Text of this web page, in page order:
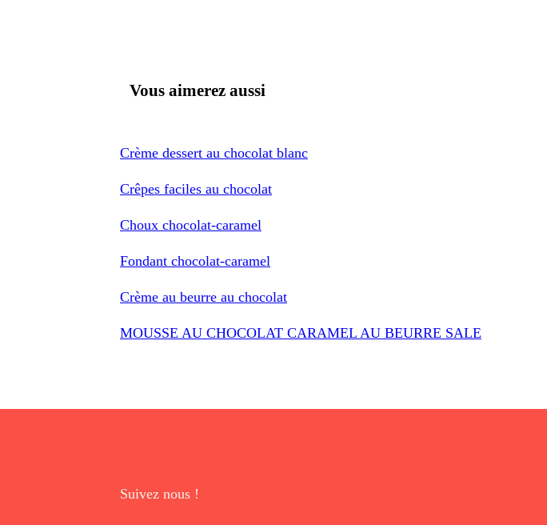
Vous aimerez aussi
Crème dessert au chocolat blanc
Crêpes faciles au chocolat
Choux chocolat-caramel
Fondant chocolat-caramel
Crème au beurre au chocolat
MOUSSE AU CHOCOLAT CARAMEL AU BEURRE SALE
Suivez nous !